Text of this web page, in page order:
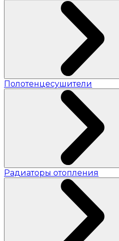
Полотенцесушители
Радиаторы отопления